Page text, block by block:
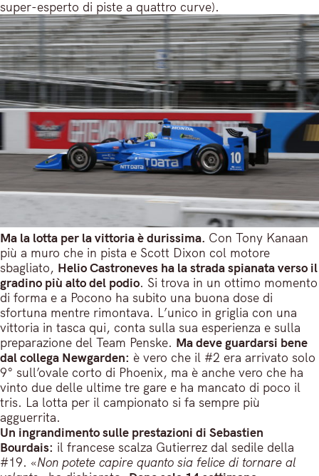
super-esperto di piste a quattro curve).
Ma la lotta per la vittoria è durissima. Con Tony Kanaan
più a muro che in pista e Scott Dixon col motore
sbagliato, Helio Castroneves ha la strada spianata verso il
gradino più alto del podio. Si trova in un ottimo momento
di forma e a Pocono ha subito una buona dose di
sfortuna mentre rimontava. L’unico in griglia con una
vittoria in tasca qui, conta sulla sua esperienza e sulla
preparazione del Team Penske. Ma deve guardarsi bene
dal collega Newgarden: è vero che il #2 era arrivato solo
9° sull’ovale corto di Phoenix, ma è anche vero che ha
vinto due delle ultime tre gare e ha mancato di poco il
tris. La lotta per il campionato si fa sempre più
agguerrita.
Un ingrandimento sulle prestazioni di Sebastien
Bourdais: il francese scalza Gutierrez dal sedile della
#19. «Non potete capire quanto sia felice di tornare al